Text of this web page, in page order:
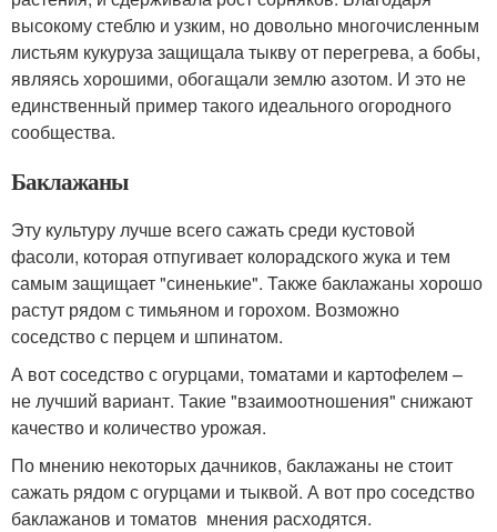
высокому стеблю и узким, но довольно многочисленным
листьям кукуруза защищала тыкву от перегрева, а бобы,
являясь хорошими, обогащали землю азотом. И это не
единственный пример такого идеального огородного
сообщества.
Баклажаны
Эту культуру лучше всего сажать среди кустовой
фасоли, которая отпугивает колорадского жука и тем
самым защищает "синенькие". Также баклажаны хорошо
растут рядом с тимьяном и горохом. Возможно
соседство с перцем и шпинатом.
А вот соседство с огурцами, томатами и картофелем –
не лучший вариант. Такие "взаимоотношения" снижают
качество и количество урожая.
По мнению некоторых дачников, баклажаны не стоит
сажать рядом с огурцами и тыквой. А вот про соседство
баклажанов и томатов мнения расходятся.